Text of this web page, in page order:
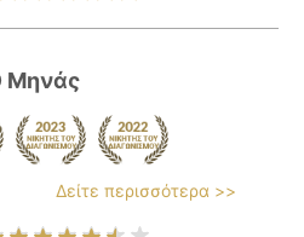
Μηνάς
Δείτε περισσότερα >>